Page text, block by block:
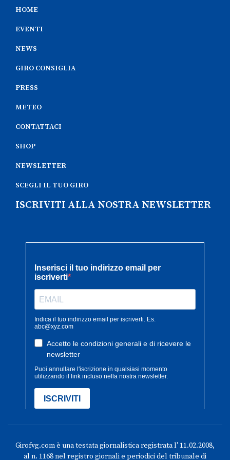
HOME
EVENTI
NEWS
GIRO CONSIGLIA
PRESS
METEO
CONTATTACI
SHOP
NEWSLETTER
SCEGLI IL TUO GIRO
ISCRIVITI ALLA NOSTRA NEWSLETTER
Girofvg.com è una testata giornalistica registrata l' 11.02.2008,
al n. 1168 nel registro giornali e periodici del tribunale di